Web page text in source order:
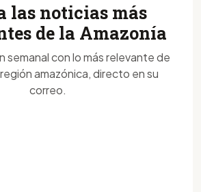
las noticias más
de la Amazonía
semanal con lo más relevante de
amazónica, directo en su
correo.